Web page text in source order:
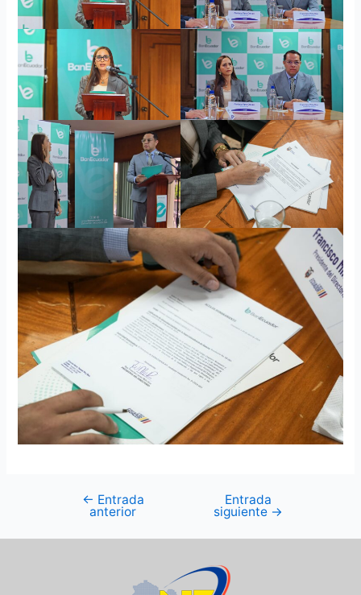
← Entrada
anterior
Entrada
siguiente →